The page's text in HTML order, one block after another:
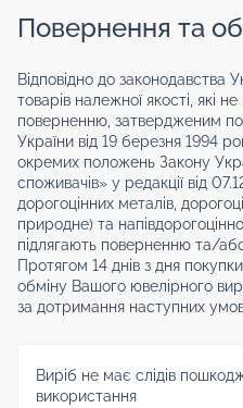
Повернення та
Відповідно до законодавства
товарів належної якості, які
поверненню, затвердженим
України від 19 березня 1994
окремих положень Закону
споживачів» у редакції від
дорогоцінних металів,
природне) та
підлягають поверненню та/
Протягом 14 днів з дня
обміну Вашого ювелірного
за дотримання наступних
Виріб не має слідів
використання